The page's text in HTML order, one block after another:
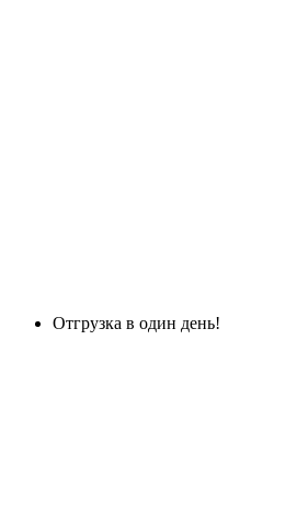
Отгрузка в один день!